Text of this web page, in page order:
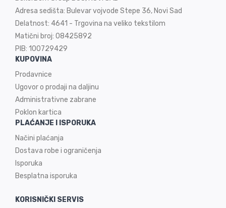
Adresa sedišta: Bulevar vojvode Stepe 36, Novi Sad
Delatnost: 4641 - Trgovina na veliko tekstilom
Matični broj: 08425892
PIB: 100729429
KUPOVINA
Prodavnice
Ugovor o prodaji na daljinu
Administrativne zabrane
Poklon kartica
PLAĆANJE I ISPORUKA
Načini plaćanja
Dostava robe i ograničenja
Isporuka
Besplatna isporuka
KORISNIČKI SERVIS